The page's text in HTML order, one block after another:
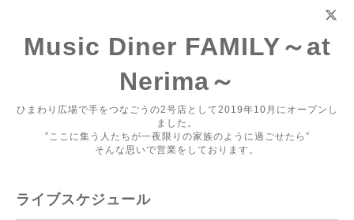
Music Diner FAMILY～at
Nerima～
ひまわり広場で手をつなごうの2号店として2019年10月にオープンし
ました。
”ここに集う人たちが一夜限りの家族のように過ごせたら”
そんな思いで営業をしております。
ライブスケジュール